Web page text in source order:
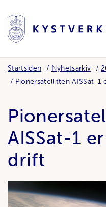
Startsiden Nyhetsarkiv
Pionersatellitten AISSat-1
AISSat-1
drift